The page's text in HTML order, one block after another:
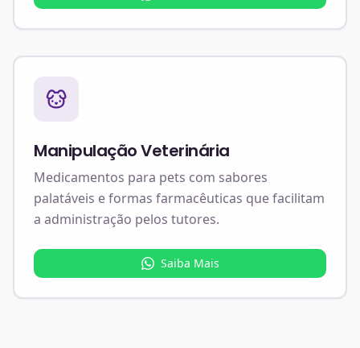
Manipulação Veterinária
Medicamentos para pets com sabores
palatáveis e formas farmacêuticas que facilitam
a administração pelos tutores.
Saiba Mais